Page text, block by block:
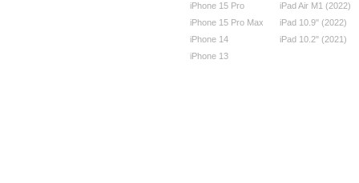
iPhone 15 Pro
iPhone 15 Pro Max
iPhone 14
iPhone 13
iPad Air M1 (2022)
iPad 10.9" (2022)
iPad 10.2" (2021)